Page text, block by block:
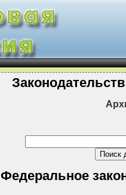
Федеральное